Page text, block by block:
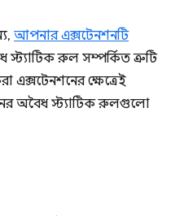
আপনার এক্সটেনশনটি
স্ট্যাটিক রুল সম্পর্কিত ত্রুটি
ক্ষেত্রেই
অবৈধ স্ট্যাটিক রুলগুলো